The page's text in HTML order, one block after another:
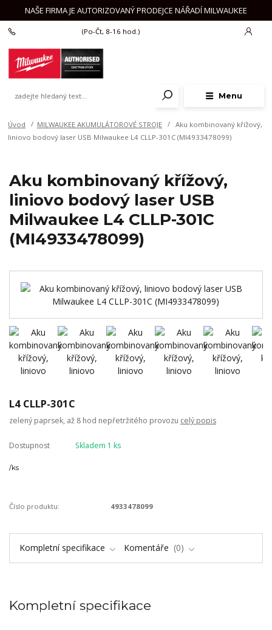
NAŠE FIRMA JE AUTORIZOVANÝ PRODEJCE NÁŘADÍ MILWAUKEE
Menu
(Po-Čt, 8-16 hod.)
Úvod MILWAUKEE AKUMULÁTOROVÉ STROJE
Aku kombinovaný křížový,
liniovo bodový laser USB Milwaukee L4 CLLP-301C (MI4933478099)
Aku kombinovaný křížový,
liniovo bodový laser USB
Milwaukee L4 CLLP-301C
(MI4933478099)
L4 CLLP-301C
zelený paprsek, až 8 hod nepřetržitého provozu celý popis
Dostupnost Skladem 1 ks
/ks
Číslo produktu: 4933478099
Kompletní specifikace Komentáře 0
Kompletní specifikace